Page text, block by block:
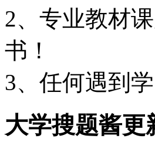
2、专业教材
书！
3、任何遇到
大学搜题酱更